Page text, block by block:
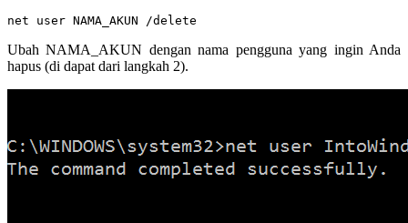
net user NAMA_AKUN /delete
Ubah NAMA_AKUN dengan nama pengguna yang ingin Anda
hapus (di dapat dari langkah 2).